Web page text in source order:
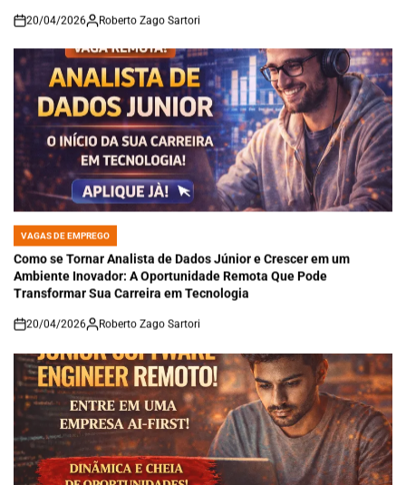
on
20/04/2026 Roberto Zago Sartori
POSTED
IN
VAGAS DE EMPREGO
Como se Tornar Analista de Dados Júnior e Crescer em um
Ambiente Inovador: A Oportunidade Remota Que Pode
Transformar Sua Carreira em Tecnologia
on
20/04/2026 Roberto Zago Sartori